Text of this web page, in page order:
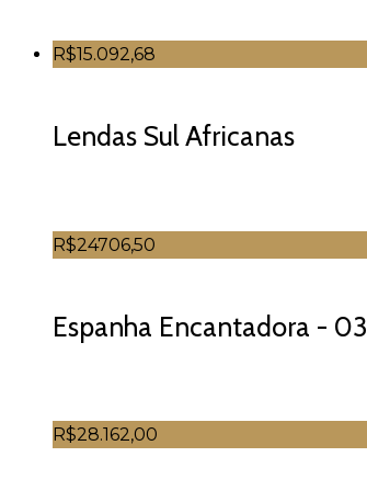
R$15.092,68
Lendas Sul Africanas
R$24706,50
Espanha Encantadora -
R$28.162,00